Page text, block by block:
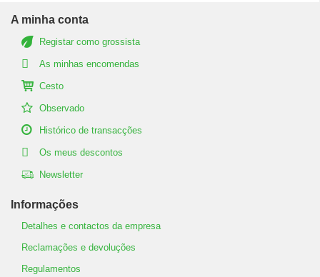
A minha conta
Registar como grossista
As minhas encomendas
Cesto
Observado
Histórico de transacções
Os meus descontos
Newsletter
Informações
Detalhes e contactos da empresa
Reclamações e devoluções
Regulamentos